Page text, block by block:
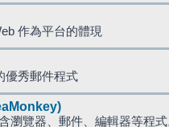
作為平台的體現
優秀郵件程式
瀏覽器、郵件、編輯器等程